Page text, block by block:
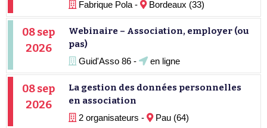
Fabrique Pola - Bordeaux (33)
08 sep
2026
Webinaire – Association, employer (ou
pas)
Guid'Asso 86 - en ligne
08 sep
2026
La gestion des données personnelles
en association
2 organisateurs - Pau (64)